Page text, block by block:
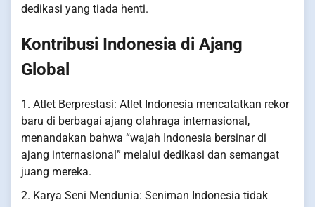
dedikasi yang tiada henti.
Kontribusi Indonesia di Ajang
Global
1. Atlet Berprestasi: Atlet Indonesia mencatatkan rekor
baru di berbagai ajang olahraga internasional,
menandakan bahwa “wajah Indonesia bersinar di
ajang internasional” melalui dedikasi dan semangat
juang mereka.
2. Karya Seni Mendunia: Seniman Indonesia tidak